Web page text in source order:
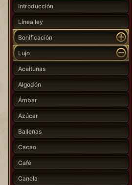
Introducción
Línea ley
Bonificación
Lujo
Aceitunas
Algodón
Ámbar
Azúcar
Ballenas
Cacao
Café
Canela